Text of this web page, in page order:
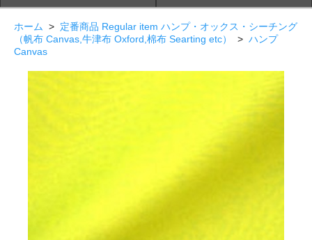
ホーム > 定番商品 Regular item ハンプ・オックス・シーチング
（帆布 Canvas,牛津布 Oxford,棉布 Searting etc）
> ハンプ
Canvas